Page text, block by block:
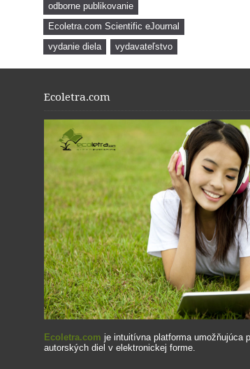
odborne publikovanie
Ecoletra.com Scientific eJournal
vydanie diela
vydavateľstvo
Ecoletra.com
Ecoletra.com je intuitívna platforma umožňujúca
autorských diel v elektronickej forme.